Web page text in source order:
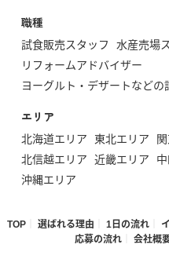
職種
試食販売スタッフ 水産売場
リフォームアドバイザー
ヨーグルト・デザートなどの
エリア
北海道エリア 東北エリア
北信越エリア
近畿エリア
沖縄エリア
TOP 選ばれる理由 1日の流れ
応募の流れ
会社概